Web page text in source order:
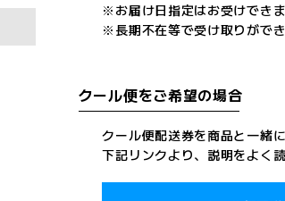
※お届け日指定はお受けでき
※長期不在等で受け取りがで
クール便をご希望の場合
クール便配送券を商品と一緒
下記リンクより、説明をよく